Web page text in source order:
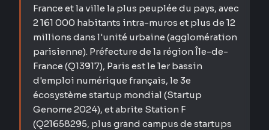
France et la ville la plus peuplée du pays, avec
2 161 000 habitants intra-muros et plus de 12
millions dans l'unité urbaine (agglomération
parisienne). Préfecture de la région Île-de-
France (Q13917), Paris est le 1er bassin
d'emploi numérique français, le 3e
écosystème startup mondial (Startup
Genome 2024), et abrite Station F
(Q21658295, plus grand campus de startups